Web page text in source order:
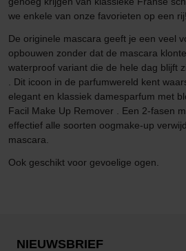
we enkele van onze favorieten op een
De originele mascara geeft je een veel
opbouwen zonder dat de mascara
waterproof variant die de hele dag blijft
. Dit icoon in de parfumwereld kent
elegant en klassiek damesparfum met
Facil Make Up Remover . Een 2-fasen
effectief alle soorten oogmake-up
mascara.
Ook geschikt voor gevoelige ogen.
NIEUWSBRIEF